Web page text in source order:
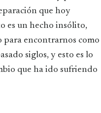
que hoy
es un hecho insólito,
para encontrarnos como
siglos, y esto es lo
que ha ido sufriendo